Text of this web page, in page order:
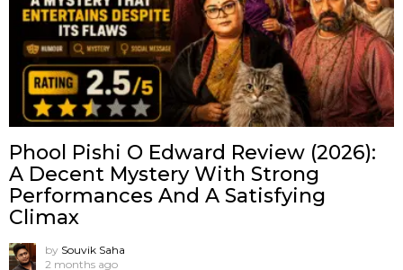
Phool Pishi O Edward Review (2026):
A Decent Mystery With Strong
Performances And A Satisfying
Climax
by Souvik Saha
2 months ago